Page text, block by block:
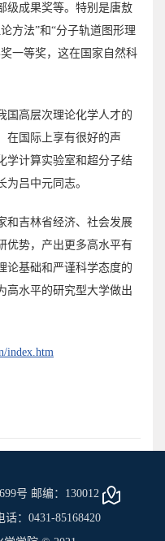
级成果奖等。特别是唐敖
方法”和“分子轨道图形理
一等奖，这在国家自然科
国高层次理论化学人才的
在国际上享有很好的声
学计算实验室和超分子结
吕中元同志。
和吉林省经济、社会发展
优势，产出更多高水平有
论基础和严谨科学态度的
高水平的研究型大学做出
index.htm
号 邮编：130012
话：0431-85168420